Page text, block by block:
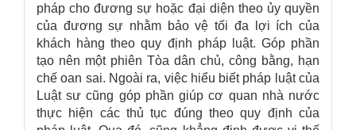
pháp cho đương sự hoặc đại diện theo ủy quyền
của đương sự nhằm bảo vệ tối đa lợi ích của
khách hàng theo quy định pháp luật. Góp phần
tạo nên một phiên Tòa dân chủ, công bằng, hạn
chế oan sai. Ngoài ra, việc hiểu biết pháp luật của
Luật sư cũng góp phần giúp cơ quan nhà nước
thực hiện các thủ tục đúng theo quy định của